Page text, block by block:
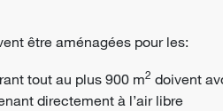
être aménagées pour les:
tout au plus 900 m2 doivent
directement à l’air libre